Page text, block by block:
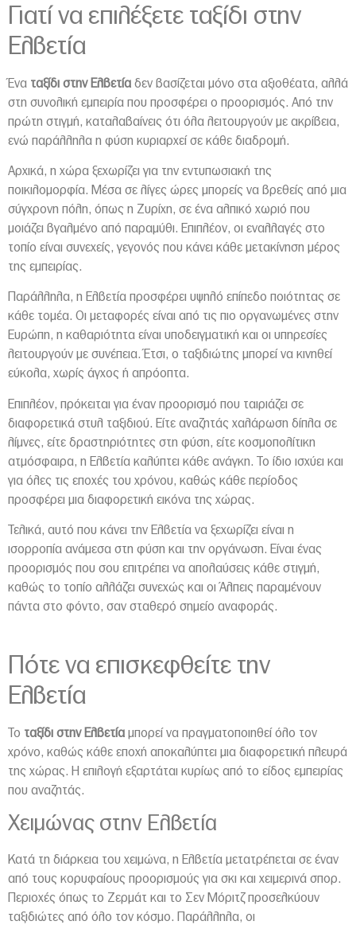
Γιατί να επιλέξετε ταξίδι στην
Ελβετία
Ένα ταξίδι στην Ελβετία δεν βασίζεται μόνο στα αξιοθέατα, αλλά
στη συνολική εμπειρία που προσφέρει ο προορισμός. Από την
πρώτη στιγμή, καταλαβαίνεις ότι όλα λειτουργούν με ακρίβεια,
ενώ παράλληλα η φύση κυριαρχεί σε κάθε διαδρομή.
Αρχικά, η χώρα ξεχωρίζει για την εντυπωσιακή της
ποικιλομορφία. Μέσα σε λίγες ώρες μπορείς να βρεθείς από μια
σύγχρονη πόλη, όπως η Ζυρίχη, σε ένα αλπικό χωριό που
μοιάζει βγαλμένο από παραμύθι. Επιπλέον, οι εναλλαγές στο
τοπίο είναι συνεχείς, γεγονός που κάνει κάθε μετακίνηση μέρος
της εμπειρίας.
Παράλληλα, η Ελβετία προσφέρει υψηλό επίπεδο ποιότητας σε
κάθε τομέα. Οι μεταφορές είναι από τις πιο οργανωμένες στην
Ευρώπη, η καθαριότητα είναι υποδειγματική και οι υπηρεσίες
λειτουργούν με συνέπεια. Έτσι, ο ταξιδιώτης μπορεί να κινηθεί
εύκολα, χωρίς άγχος ή απρόοπτα.
Επιπλέον, πρόκειται για έναν προορισμό που ταιριάζει σε
διαφορετικά στυλ ταξιδιού. Είτε αναζητάς χαλάρωση δίπλα σε
λίμνες, είτε δραστηριότητες στη φύση, είτε κοσμοπολίτικη
ατμόσφαιρα, η Ελβετία καλύπτει κάθε ανάγκη. Το ίδιο ισχύει και
για όλες τις εποχές του χρόνου, καθώς κάθε περίοδος
προσφέρει μια διαφορετική εικόνα της χώρας.
Τελικά, αυτό που κάνει την Ελβετία να ξεχωρίζει είναι η
ισορροπία ανάμεσα στη φύση και την οργάνωση. Είναι ένας
προορισμός που σου επιτρέπει να απολαύσεις κάθε στιγμή,
καθώς το τοπίο αλλάζει συνεχώς και οι Άλπεις παραμένουν
πάντα στο φόντο, σαν σταθερό σημείο αναφοράς.
Πότε να επισκεφθείτε την
Ελβετία
Το ταξίδι στην Ελβετία μπορεί να πραγματοποιηθεί όλο τον
χρόνο, καθώς κάθε εποχή αποκαλύπτει μια διαφορετική πλευρά
της χώρας. Η επιλογή εξαρτάται κυρίως από το είδος εμπειρίας
που αναζητάς.
Χειμώνας στην Ελβετία
Κατά τη διάρκεια του χειμώνα, η Ελβετία μετατρέπεται σε έναν
από τους κορυφαίους προορισμούς για σκι και χειμερινά σπορ.
Περιοχές όπως το Ζερμάτ και το Σεν Μόριτζ προσελκύουν
ταξιδιώτες από όλο τον κόσμο. Παράλληλα, οι